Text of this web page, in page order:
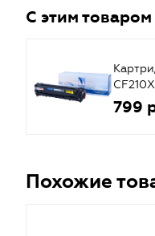
С этим
Color
799
Похожие